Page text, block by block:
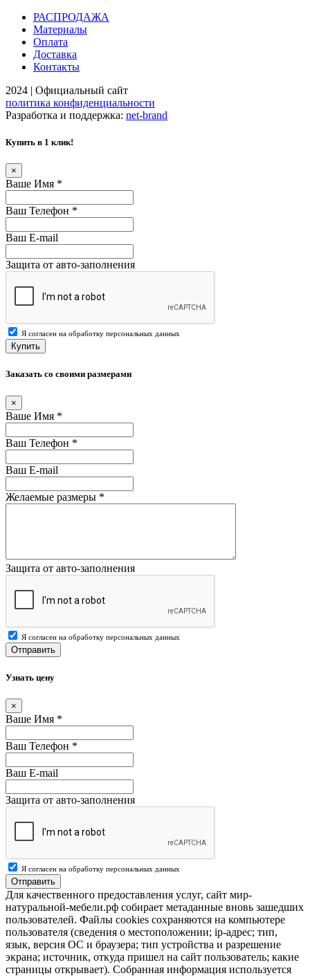
РАСПРОДАЖА
Материалы
Оплата
Доставка
Контакты
2024 | Официальный сайт
политика конфиденциальности
Разработка и поддержка: net-brand
Купить в 1 клик!
×
Ваше Имя *
Ваш Телефон *
Ваш E-mail
Защита от авто-заполнения
Я согласен на обработку персональных данных
Купить
Заказать со своими размерами
×
Ваше Имя *
Ваш Телефон *
Ваш E-mail
Желаемые размеры *
Защита от авто-заполнения
Я согласен на обработку персональных данных
Отправить
Узнать цену
×
Ваше Имя *
Ваш Телефон *
Ваш E-mail
Защита от авто-заполнения
Я согласен на обработку персональных данных
Отправить
Для качественного предоставления услуг, сайт мир-
натуральной-мебели.рф собирает метаданные вновь зашедших
пользователей. Файлы cookies сохраняются на компьютере
пользователя (сведения о местоположении; ip-адрес; тип,
язык, версия ОС и браузера; тип устройства и разрешение
экрана; источник, откуда пришел на сайт пользователь; какие
страницы открывает). Собранная информация используется